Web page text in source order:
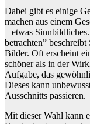
Dabei gibt es einige
machen aus einem
– etwas
betrachten”
Bilder. Oft erscheint
schöner als in der
Aufgabe, das
Dieses kann
Ausschnitts passieren.
Mit dieser Wahl kann